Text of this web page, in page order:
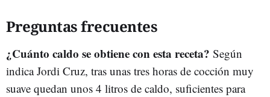
Preguntas frecuentes
¿Cuánto caldo se obtiene con esta receta? Según
indica Jordi Cruz, tras unas tres horas de cocción muy
suave quedan unos 4 litros de caldo, suficientes para